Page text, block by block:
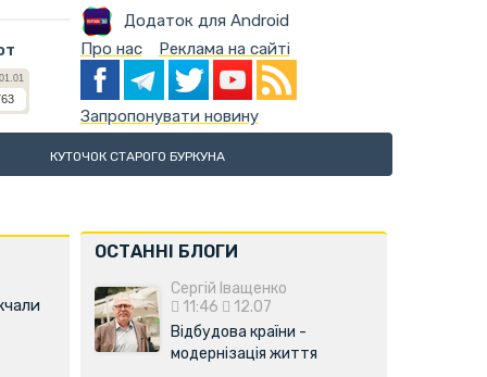
Додаток для Android
Про нас Реклама на сайті
Запропонувати новину
КУТОЧОК СТАРОГО БУРКУНА
ОСТАННІ БЛОГИ
Сергій Іващенко
11:46
12.07
Відбудова країни -
модернізація життя